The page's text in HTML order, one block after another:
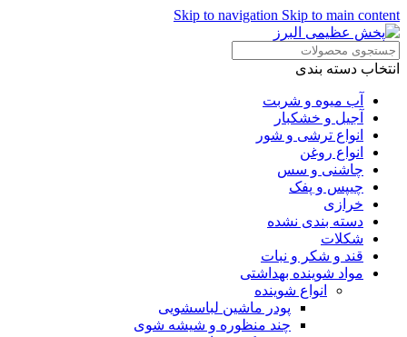
Skip to navigation Skip to main content
انتخاب دسته بندی
آب میوه و شربت
آجیل و خشکبار
انواع ترشی و شور
انواع روغن
چاشنی و سس
چیپس و پفک
خرازی
دسته بندی نشده
شکلات
قند و شکر و نبات
مواد شوینده بهداشتی
انواع شوینده
پودر ماشین لباسشویی
چند منظوره و شیشه شوی